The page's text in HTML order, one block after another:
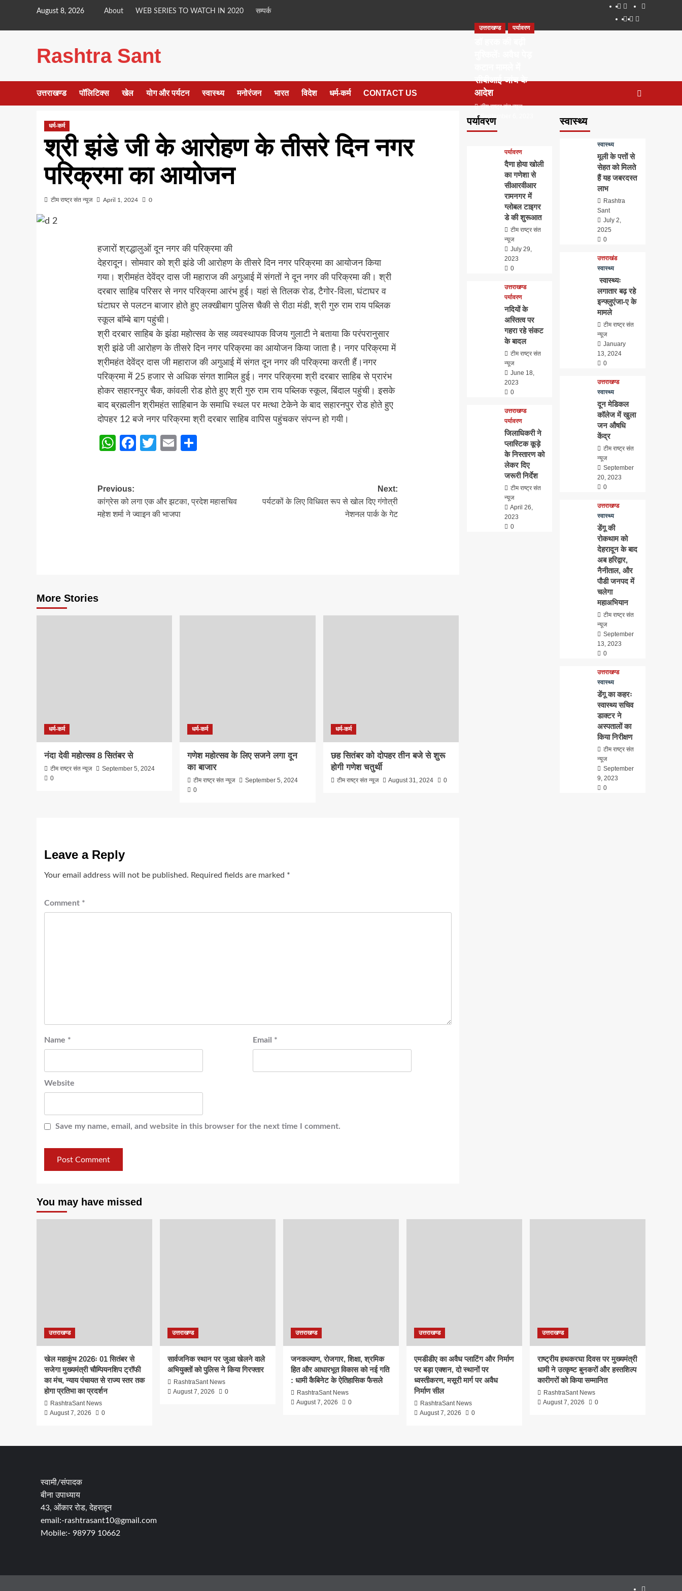
content
August 8, 2026 About WEB SERIES TO WATCH IN 2020 सम्पर्क
About
WEB
SERIES
Dehradun
Smart
Life
in
Places
to
सम्पर्क
Rashtra Sant
उत्तराखण्ड पॉलिटिक्स खेल योग और पर्यटन स्वास्थ्य मनोरंजन भारत विदेश धर्म-कर्म CONTACT US
धर्म-कर्म
श्री झंडे जी के आरोहण के तीसरे दिन नगर
परिक्रमा का आयोजन
टीम राष्ट्र संत न्यूज April 1, 2024 0
हजारों श्रद्धालुओं दून नगर की परिक्रमा की
देहरादून। सोमवार को श्री झंडे जी आरोहण के तीसरे दिन नगर परिक्रमा का आयोजन किया
गया। श्रीमहंत देवेंद्र दास जी महाराज की अगुआई में संगतों ने दून नगर की परिक्रमा की। श्री
दरबार साहिब परिसर से नगर परिक्रमा आरंभ हुई। यहां से तिलक रोड, टैगोर-विला, घंटाघर व
घंटाघर से पलटन बाजार होते हुए लक्खीबाग पुलिस चैकी से रीठा मंडी, श्री गुरु राम राय पब्लिक
स्कूल बाॅम्बे बाग पहुंची।
श्री दरबार साहिब के झंडा महोत्सव के सह व्यवस्थापक विजय गुलाटी ने बताया कि परंपरानुसार
श्री झंडे जी आरोहण के तीसरे दिन नगर परिक्रमा का आयोजन किया जाता है। नगर परिक्रमा में
श्रीमहंत देवेंद्र दास जी महाराज की अगुआई में संगत दून नगर की परिक्रमा करती हैं।नगर
परिक्रमा में 25 हजार से अधिक संगत शामिल हुई। नगर परिक्रमा श्री दरबार साहिब से प्रारंभ
होकर सहारनपुर चैक, कांवली रोड होते हुए श्री गुरु राम राय पब्लिक स्कूल, बिंदाल पहुंची। इसके
बाद ब्रह्मलीन श्रीमहंत साहिबान के समाधि स्थल पर मत्था टेकेने के बाद सहारनपुर रोड होते हुए
दोपहर 12 बजे नगर परिक्रमा श्री दरबार साहिब वापिस पहुंचकर संपन्न हो गयी।
WhatsApp
Facebook
Twitter
Email
Post
navigation
Previous:
कांग्रेस को लगा एक और झटका, प्रदेश महासचिव
महेश शर्मा ने ज्वाइन की भाजपा
Next:
पर्यटकों के लिए विधिवत रूप से खोल दिए गंगोत्री
नेशनल पार्क के गेट
More Stories
धर्म-कर्म
नंदा देवी महोत्सव 8 सितंबर से
टीम राष्ट्र संत न्यूज
September 5, 2024
0
धर्म-कर्म
गणेश महोत्सव के लिए सजने लगा दून
का बाजार
टीम राष्ट्र संत न्यूज
September 5, 2024
0
धर्म-कर्म
छह सितंबर को दोपहर तीन बजे से शुरू
होगी गणेश चतुर्थी
टीम राष्ट्र संत न्यूज August 31, 2024 0
Leave a Reply
Your email address will not be published. Required fields are marked *
Comment *
Name * Email *
Website
Save my name, email, and website in this browser for the next time I comment.
पर्यावरण
उत्तराखण्ड पर्यावरण
सीबीआई जांच के
आदेश
टीम राष्ट्र संत न्यूज
September 6, 2023
0
पर्यावरण
दैणा होया खोली
का गणेशा से
सीआरवीआर
रामनगर में
ग्लोबल टाइगर
डे की शुरूआत
टीम राष्ट्र संत
न्यूज
July 29,
2023
0
उत्तराखण्ड
पर्यावरण
नदियों के
अस्तित्व पर
गहरा रहे संकट
के बादल
टीम राष्ट्र संत
न्यूज
June 18,
2023
0
उत्तराखण्ड
पर्यावरण
जिलाधिकरी ने
प्लास्टिक कूड़े
के निस्तारण को
लेकर दिए
जरूरी निर्देश
टीम राष्ट्र संत
न्यूज
April 26,
2023
0
स्वास्थ्य
स्वास्थ्य
मूली के पत्तों से
सेहत को मिलते
हैं यह जबरदस्त
लाभ
Rashtra
Sant
July 2,
2025
0
उत्तराखंड
स्वास्थ्य
स्वास्थ्यः
लगातार बढ़ रहे
इन्फ्लुएंजा-ए के
मामले
टीम राष्ट्र संत
न्यूज
January
13, 2024
0
उत्तराखण्ड
स्वास्थ्य
दून मेडिकल
कॉलेज में खुला
जन औषधि
केंद्र
टीम राष्ट्र संत
न्यूज
September
20, 2023
0
उत्तराखण्ड
स्वास्थ्य
डेंगू की
रोकथाम को
देहरादून के बाद
अब हरिद्वार,
नैनीताल, और
पौडी जनपद में
चलेगा
महाअभियान
टीम राष्ट्र संत
न्यूज
September
13, 2023
0
उत्तराखण्ड
स्वास्थ्य
डेंगू का कहरः
स्वास्थ्य सचिव
डाक्टर ने
अस्पतालों का
किया निरीक्षण
टीम राष्ट्र संत
न्यूज
September
9, 2023
0
You may have missed
उत्तराखण्ड
खेल महाकुंभ 2026ः 01 सितंबर से
सजेगा मुख्यमंत्री चौम्पियनशिप ट्रॉफी
का मंच, न्याय पंचायत से राज्य स्तर तक
होगा प्रतिभा का प्रदर्शन
RashtraSant News
August 7, 2026
0
उत्तराखण्ड
सार्वजनिक स्थान पर जुआ खेलने वाले
अभियुक्तों को पुलिस ने किया गिरफ्तार
RashtraSant News
August 7, 2026
0
उत्तराखण्ड
जनकल्याण, रोजगार, शिक्षा, श्रमिक
हित और आधारभूत विकास को नई गति
: धामी कैबिनेट के ऐतिहासिक फैसले
RashtraSant News
August 7, 2026
0
उत्तराखण्ड
एमडीडीए का अवैध प्लाटिंग और निर्माण
पर बड़ा एक्शन, दो स्थानों पर
ध्वस्तीकरण, मसूरी मार्ग पर अवैध
निर्माण सील
RashtraSant News
August 7, 2026
0
उत्तराखण्ड
राष्ट्रीय हथकरघा दिवस पर मुख्यमंत्री
धामी ने उत्कृष्ट बुनकरों और हस्तशिल्प
कारीगरों को किया सम्मानित
RashtraSant News
August 7, 2026
0
स्वामी/संपादक
बीना उपाध्याय
43, ओंकार रोड, देहरादून
email:-rashtrasant10@gmail.com
Mobile:- 98979 10662
About